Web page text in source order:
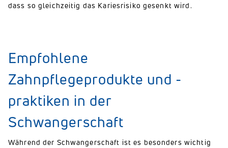
dass so gleichzeitig das Kariesrisiko gesenkt wird.
Empfohlene
Zahnpflegeprodukte und -
praktiken in der
Schwangerschaft
Während der Schwangerschaft ist es besonders wichtig